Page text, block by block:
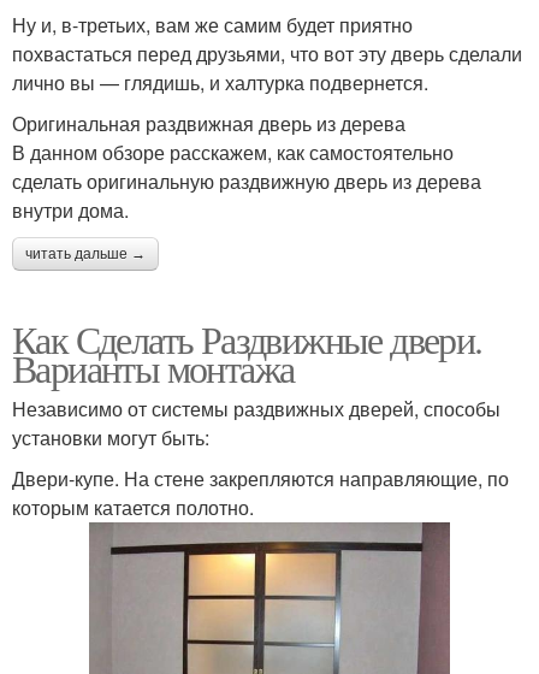
Ну и, в-третьих, вам же самим будет приятно
похвастаться перед друзьями, что вот эту дверь сделали
лично вы — глядишь, и халтурка подвернется.
Оригинальная раздвижная дверь из дерева
В данном обзоре расскажем, как самостоятельно
сделать оригинальную раздвижную дверь из дерева
внутри дома.
читать дальше →
Как Сделать Раздвижные двери.
Варианты монтажа
Независимо от системы раздвижных дверей, способы
установки могут быть:
Двери-купе. На стене закрепляются направляющие, по
которым катается полотно.